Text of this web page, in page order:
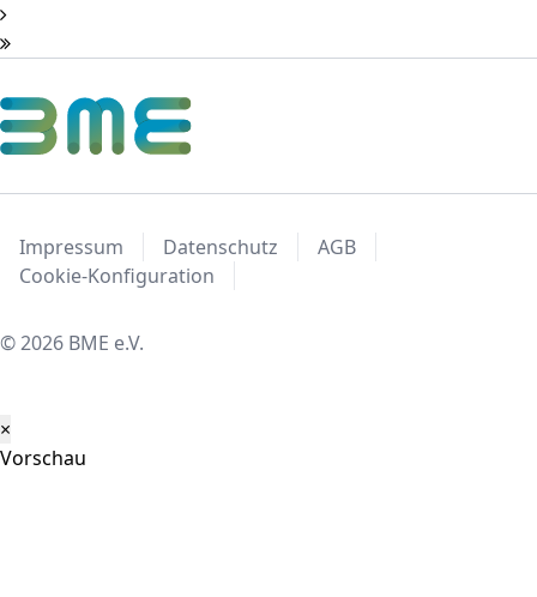
Impressum Datenschutz
AGB
Cookie-Konfiguration
© 2026 BME e.V.
×
Vorschau